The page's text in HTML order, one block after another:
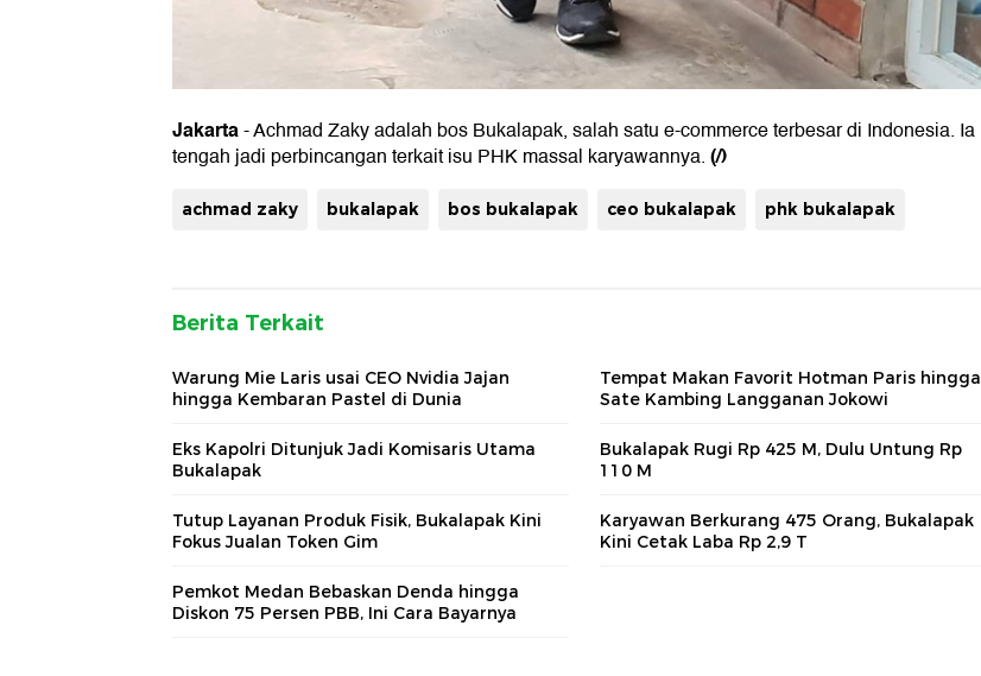
Jakarta- Achmad Zaky adalah bos Bukalapak, salah satu e-commerce terbesar di Indonesia. Ia
tengah jadi perbincangan terkait isu PHK massal karyawannya.(/)
achmad zaky bukalapak bos bukalapak ceo bukalapak phk bukalapak
Berita Terkait
Warung Mie Laris usai CEO Nvidia Jajan
hingga Kembaran Pastel di Dunia
Tempat Makan Favorit Hotman Paris hingga
Sate Kambing Langganan Jokowi
Eks Kapolri Ditunjuk Jadi Komisaris Utama
Bukalapak
Bukalapak Rugi Rp 425 M, Dulu Untung Rp
110 M
Tutup Layanan Produk Fisik, Bukalapak Kini
Fokus Jualan Token Gim
Karyawan Berkurang 475 Orang, Bukalapak
Kini Cetak Laba Rp 2,9 T
Pemkot Medan Bebaskan Denda hingga
Diskon 75 Persen PBB, Ini Cara Bayarnya